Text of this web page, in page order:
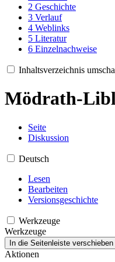
2 Geschichte
3 Verlauf
4 Weblinks
5 Literatur
6 Einzelnachweise
Inhaltsverzeichnis
Mödrath-
Seite
Diskussion
Deutsch
Lesen
Bearbeiten
Versionsgeschichte
Werkzeuge
Werkzeuge
In die Seitenleiste verschieben
Aktionen